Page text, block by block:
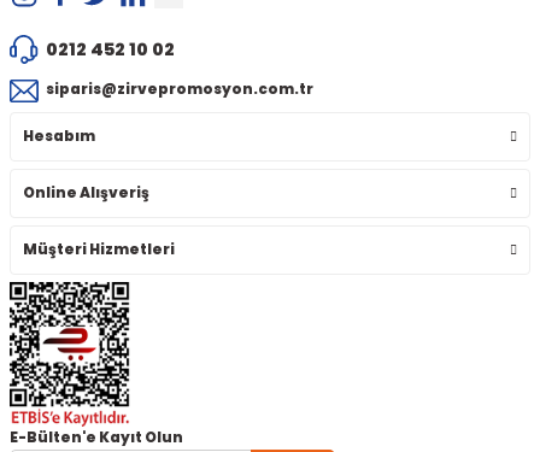
0212 452 10 02
siparis@zirvepromosyon.com.tr
Hesabım
Online Alışveriş
Müşteri Hizmetleri
E-Bülten'e Kayıt Olun